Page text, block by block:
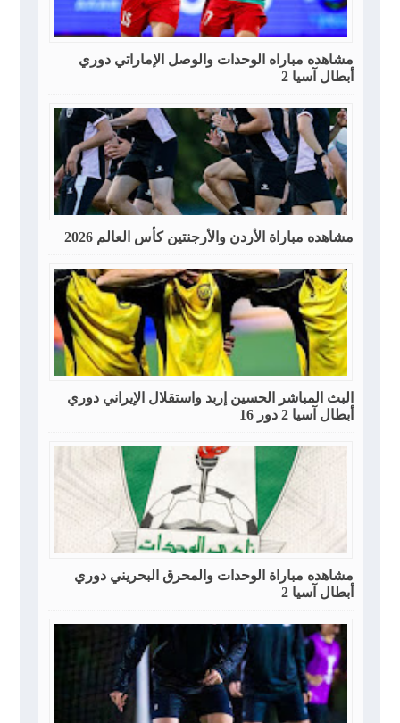
مشاهده مباراه الوحدات والوصل الإماراتي دوري
أبطال آسيا 2
مشاهده مباراة الأردن والأرجنتين كأس العالم 2026
البث المباشر الحسين إربد واستقلال الإيراني دوري
أبطال آسيا 2 دور 16
مشاهده مباراة الوحدات والمحرق البحريني دوري
أبطال آسيا 2